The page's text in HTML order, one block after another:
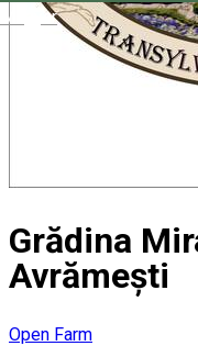
Magyar
Grădina
Avrămești
Open Farm